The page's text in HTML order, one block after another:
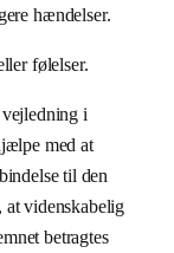
hændelser.
følelser.
i
med at
til den
videnskabelig
betragtes